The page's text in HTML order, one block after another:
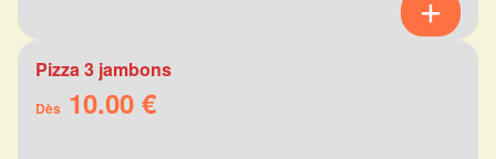
Pizza 3 jambons
Dès 10.00 €